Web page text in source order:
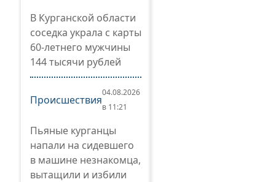
В Курганской области
соседка украла с карты
60-летнего мужчины
144 тысячи рублей
Происшествия
04.08.2026
в 11:21
Пьяные курганцы
напали на сидевшего
в машине незнакомца,
вытащили и избили